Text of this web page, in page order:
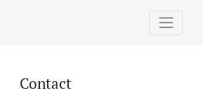
Contact